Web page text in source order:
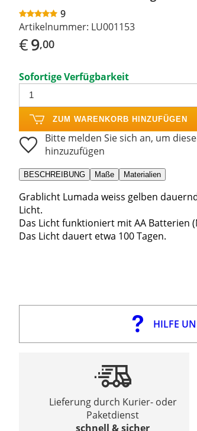
9
Artikelnummer: LU001153
€9,00
Sofortige Verfügbarkeit
ZUM WARENKORB HINZUFÜGEN
Bitte melden Sie sich an, um
hinzuzufügen
BESCHREIBUNG Maße Materialien
Grablicht Lumada weiss gelben
Licht.
Das Licht funktioniert mit AA Batterien
Das Licht dauert etwa 100 Tagen.
HILFE
Lieferung durch Kurier- oder
Paketdienst
schnell & sicher